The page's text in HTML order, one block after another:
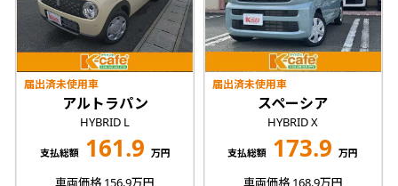
届出済未使用車
アルトラパン
HYBRID L
支払総額 161.9 万円
車両価格 156.9万円
届出済未使用車
スペーシア
HYBRID X
支払総額 173.9 万円
車両価格 168.9万円